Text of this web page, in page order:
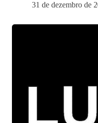
31 de dezembro de